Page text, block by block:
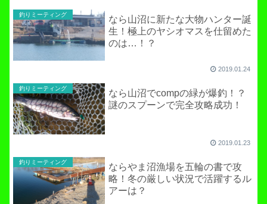
釣りミーティング
なら山沼に新たな大物ハンター誕
生！極上のヤシオマスを仕留めた
のは…！？
2019.01.24
釣りミーティング
なら山沼でcompの緑が爆釣！？
謎のスプーンで完全攻略成功！
2019.01.23
釣りミーティング
ならやま沼漁場を五輪の書で攻
略！冬の厳しい状況で活躍するル
アーは？